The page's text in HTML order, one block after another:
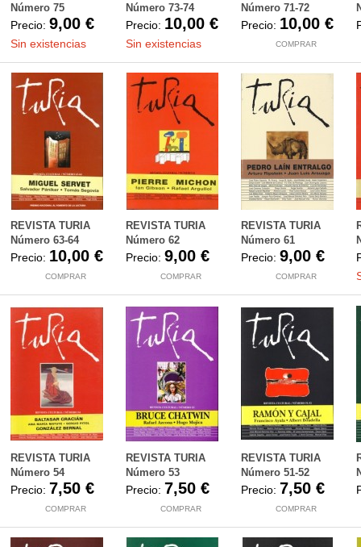
Número 75
Precio: 9,00 €
Sin existencias
Número 73-74
Precio: 10,00 €
Sin existencias
Número 71-72
Precio: 10,00 €
COMPRAR
REVISTA TURIA
Número 63-64
Precio: 10,00 €
COMPRAR
REVISTA TURIA
Número 62
Precio: 9,00 €
COMPRAR
REVISTA TURIA
Número 61
Precio: 9,00 €
COMPRAR
REVISTA TURIA
Número 54
Precio: 7,50 €
COMPRAR
REVISTA TURIA
Número 53
Precio: 7,50 €
COMPRAR
REVISTA TURIA
Número 51-52
Precio: 7,50 €
COMPRAR